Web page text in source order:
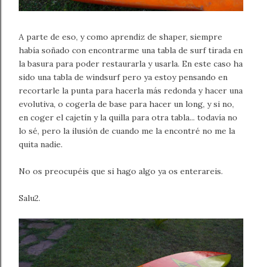
A parte de eso, y como aprendiz de shaper, siempre
había soñado con encontrarme una tabla de surf tirada en
la basura para poder restaurarla y usarla. En este caso ha
sido una tabla de windsurf pero ya estoy pensando en
recortarle la punta para hacerla más redonda y hacer una
evolutiva, o cogerla de base para hacer un long, y si no,
en coger el cajetín y la quilla para otra tabla... todavía no
lo sé, pero la ilusión de cuando me la encontré no me la
quita nadie.
No os preocupéis que si hago algo ya os enterareis.
Salu2.